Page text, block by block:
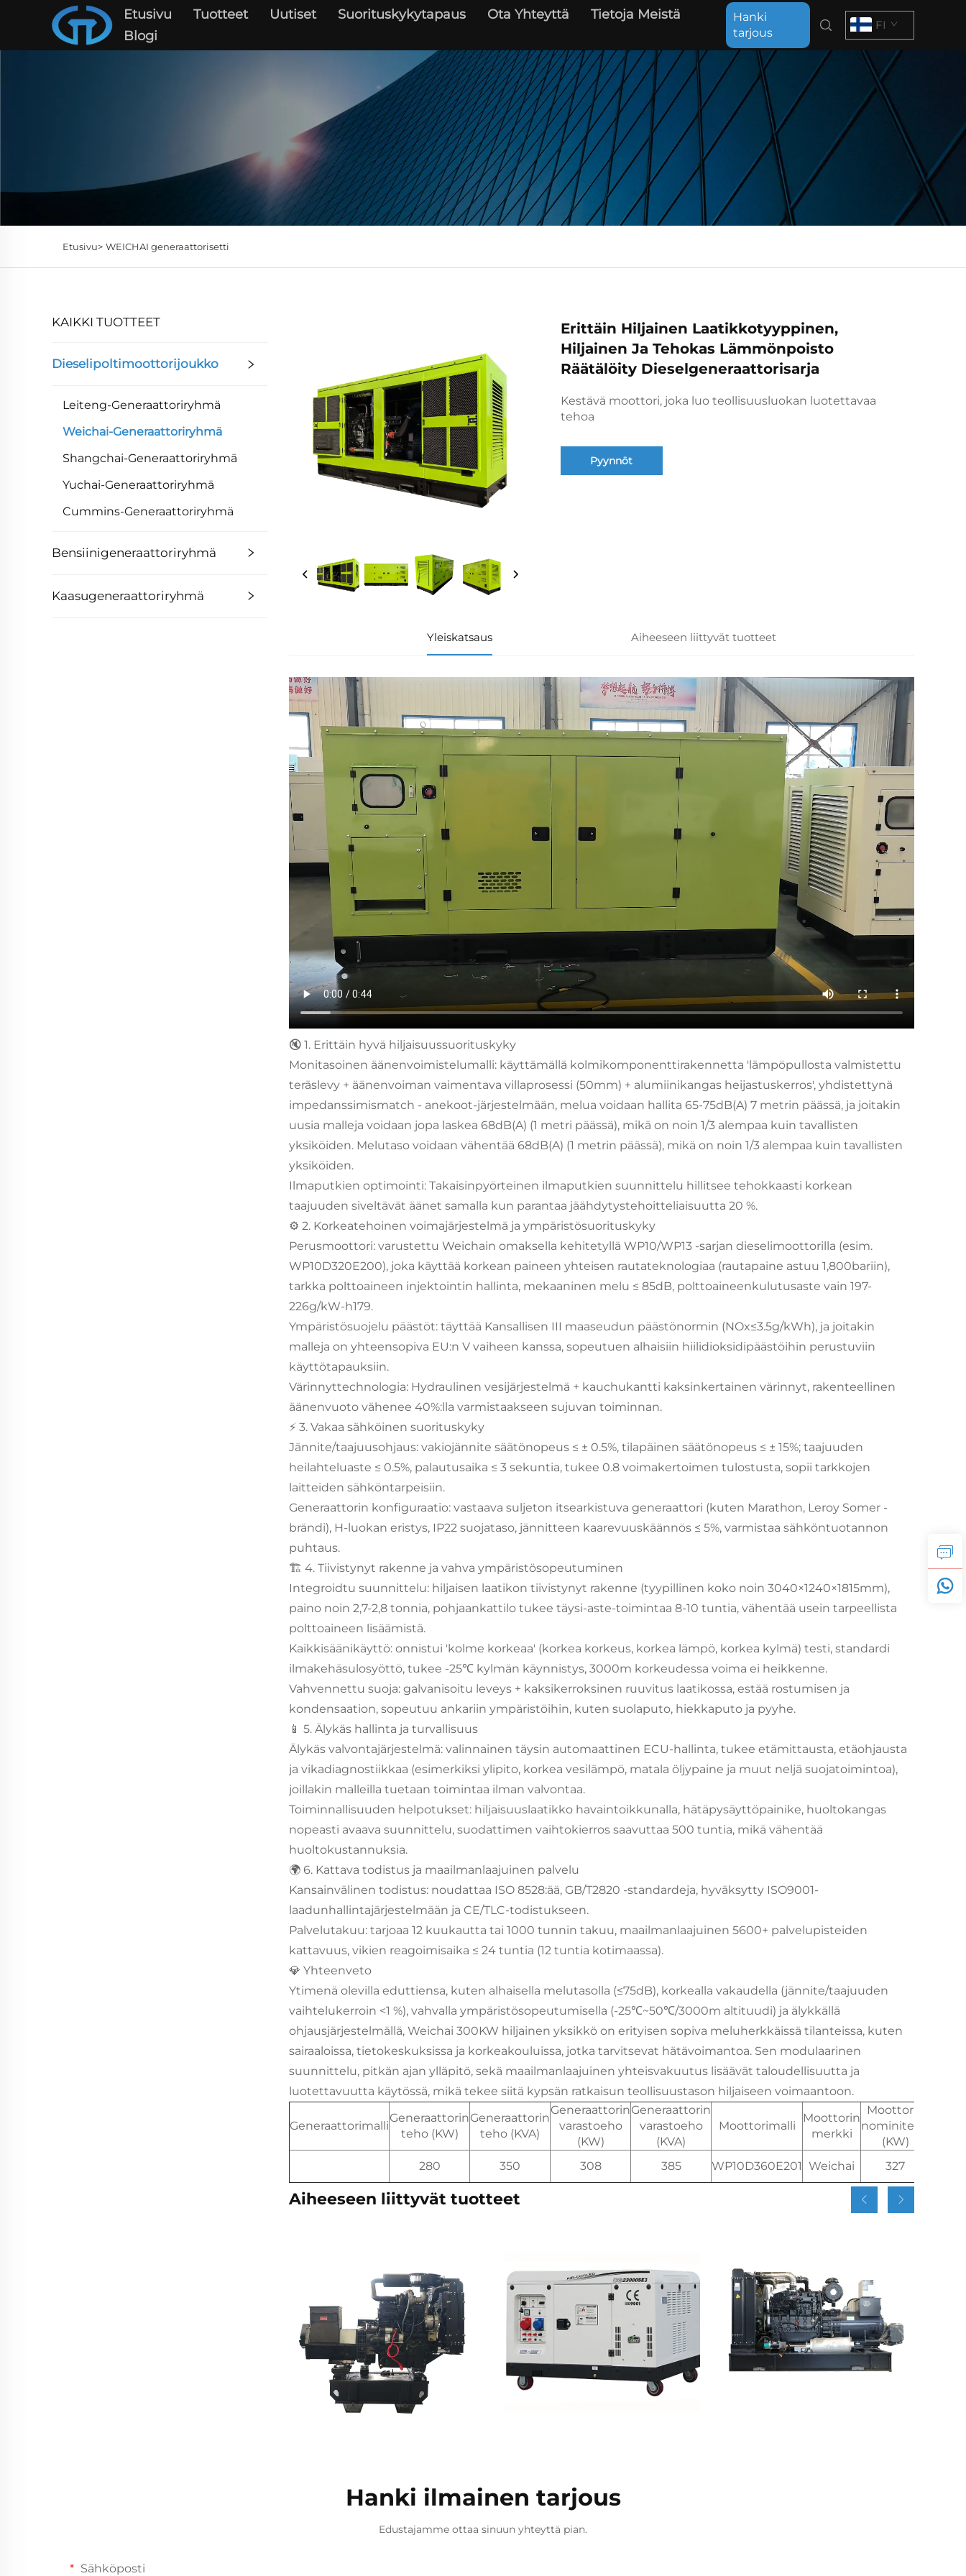
Etusivu Tuotteet Uutiset Suorituskykytapaus Ota Yhteyttä
Tietoja Meistä
Blogi
Hanki
tarjous
FI
Etusivu> WEICHAI generaattorisetti
KAIKKI TUOTTEET
Dieselipoltimoottorijoukko
Leiteng-Generaattoriryhmä
Weichai-Generaattoriryhmä
Shangchai-Generaattoriryhmä
Yuchai-Generaattoriryhmä
Cummins-Generaattoriryhmä
Bensiinigeneraattoriryhmä
Kaasugeneraattoriryhmä
Erittäin Hiljainen Laatikkotyyppinen,
Hiljainen Ja Tehokas Lämmönpoisto
Räätälöity Dieselgeneraattorisarja
Kestävä moottori, joka luo teollisuusluokan luotettavaa
tehoa
Pyynnöt
Yleiskatsaus Aiheeseen liittyvät tuotteet
🔇 1. Erittäin hyvä hiljaisuussuorituskyky
Monitasoinen äänenvoimistelumalli: käyttämällä kolmikomponenttirakennetta 'lämpöpullosta valmistettu
teräslevy + äänenvoiman vaimentava villaprosessi (50mm) + alumiinikangas heijastuskerros', yhdistettynä
impedanssimismatch - anekoot-järjestelmään, melua voidaan hallita 65-75dB(A) 7 metrin päässä, ja joitakin
uusia malleja voidaan jopa laskea 68dB(A) (1 metri päässä), mikä on noin 1/3 alempaa kuin tavallisten
yksiköiden. Melutaso voidaan vähentää 68dB(A) (1 metrin päässä), mikä on noin 1/3 alempaa kuin tavallisten
yksiköiden.
Ilmaputkien optimointi: Takaisinpyörteinen ilmaputkien suunnittelu hillitsee tehokkaasti korkean
taajuuden siveltävät äänet samalla kun parantaa jäähdytystehoitteliaisuutta 20 %.
⚙️ 2. Korkeatehoinen voimajärjestelmä ja ympäristösuorituskyky
Perusmoottori: varustettu Weichain omaksella kehitetyllä WP10/WP13 -sarjan dieselimoottorilla (esim.
WP10D320E200), joka käyttää korkean paineen yhteisen rautateknologiaa (rautapaine astuu 1,800bariin),
tarkka polttoaineen injektointin hallinta, mekaaninen melu ≤ 85dB, polttoaineenkulutusaste vain 197-
226g/kW-h179.
Ympäristösuojelu päästöt: täyttää Kansallisen III maaseudun päästönormin (NOx≤3.5g/kWh), ja joitakin
malleja on yhteensopiva EU:n V vaiheen kanssa, sopeutuen alhaisiin hiilidioksidipäästöihin perustuviin
käyttötapauksiin.
Värinnyttechnologia: Hydraulinen vesijärjestelmä + kauchukantti kaksinkertainen värinnyt, rakenteellinen
äänenvuoto vähenee 40%:lla varmistaakseen sujuvan toiminnan.
⚡ 3. Vakaa sähköinen suorituskyky
Jännite/taajuusohjaus: vakiojännite säätönopeus ≤ ± 0.5%, tilapäinen säätönopeus ≤ ± 15%; taajuuden
heilahteluaste ≤ 0.5%, palautusaika ≤ 3 sekuntia, tukee 0.8 voimakertoimen tulostusta, sopii tarkkojen
laitteiden sähköntarpeisiin.
Generaattorin konfiguraatio: vastaava suljeton itsearkistuva generaattori (kuten Marathon, Leroy Somer -
brändi), H-luokan eristys, IP22 suojataso, jännitteen kaarevuuskäännös ≤ 5%, varmistaa sähköntuotannon
puhtaus.
🏗️ 4. Tiivistynyt rakenne ja vahva ympäristösopeutuminen
Integroidtu suunnittelu: hiljaisen laatikon tiivistynyt rakenne (tyypillinen koko noin 3040×1240×1815mm),
paino noin 2,7-2,8 tonnia, pohjaankattilo tukee täysi-aste-toimintaa 8-10 tuntia, vähentää usein tarpeellista
polttoaineen lisäämistä.
Kaikkisäänikäyttö: onnistui 'kolme korkeaa' (korkea korkeus, korkea lämpö, korkea kylmä) testi, standardi
ilmakehäsulosyöttö, tukee -25℃ kylmän käynnistys, 3000m korkeudessa voima ei heikkenne.
Vahvennettu suoja: galvanisoitu leveys + kaksikerroksinen ruuvitus laatikossa, estää rostumisen ja
kondensaation, sopeutuu ankariin ympäristöihin, kuten suolaputo, hiekkaputo ja pyyhe.
📱 5. Älykäs hallinta ja turvallisuus
Älykäs valvontajärjestelmä: valinnainen täysin automaattinen ECU-hallinta, tukee etämittausta, etäohjausta
ja vikadiagnostiikkaa (esimerkiksi ylipito, korkea vesilämpö, matala öljypaine ja muut neljä suojatoimintoa),
joillakin malleilla tuetaan toimintaa ilman valvontaa.
Toiminnallisuuden helpotukset: hiljaisuuslaatikko havaintoikkunalla, hätäpysäyttöpainike, huoltokangas
nopeasti avaava suunnittelu, suodattimen vaihtokierros saavuttaa 500 tuntia, mikä vähentää
huoltokustannuksia.
🌍 6. Kattava todistus ja maailmanlaajuinen palvelu
Kansainvälinen todistus: noudattaa ISO 8528:ää, GB/T2820 -standardeja, hyväksytty ISO9001-
laadunhallintajärjestelmään ja CE/TLC-todistukseen.
Palvelutakuu: tarjoaa 12 kuukautta tai 1000 tunnin takuu, maailmanlaajuinen 5600+ palvelupisteiden
kattavuus, vikien reagoimisaika ≤ 24 tuntia (12 tuntia kotimaassa).
💎 Yhteenveto
Ytimenä olevilla eduttiensa, kuten alhaisella melutasolla (≤75dB), korkealla vakaudella (jännite/taajuuden
vaihtelukerroin <1 %), vahvalla ympäristösopeutumisella (-25℃~50℃/3000m altituudi) ja älykkällä
ohjausjärjestelmällä, Weichai 300KW hiljainen yksikkö on erityisen sopiva meluherkkäissä tilanteissa, kuten
sairaaloissa, tietokeskuksissa ja korkeakouluissa, jotka tarvitsevat hätävoimantoa. Sen modulaarinen
suunnittelu, pitkän ajan ylläpitö, sekä maailmanlaajuinen yhteisvakuutus lisäävät taloudellisuutta ja
luotettavuutta käytössä, mikä tekee siitä kypsän ratkaisun teollisuustason hiljaiseen voimaantoon.
Generaattorimalli
Generaattorin
teho (KW)
Generaattorin
teho (KVA)
Generaattorin
varastoeho
(KW)
Generaattorin
varastoeho
(KVA)
Moottorimalli
Moottorin
merkki
Moottorin
nominiteho
(KW)
280
350 308 385 WP10D360E201 Weichai 327
Aiheeseen liittyvät tuotteet
Hanki ilmainen tarjous
Edustajamme ottaa sinuun yhteyttä pian.
Sähköposti